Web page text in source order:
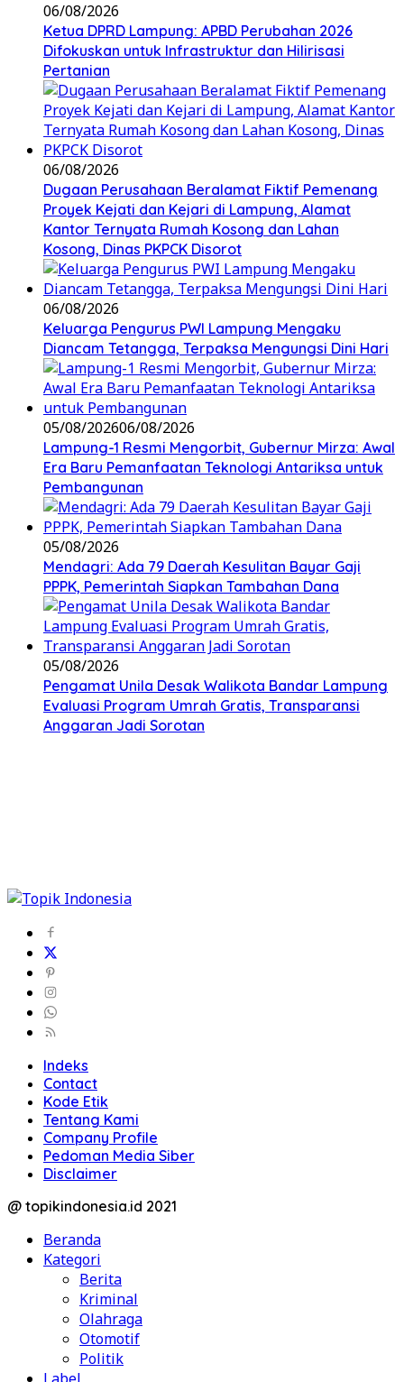
06/08/2026
Ketua DPRD Lampung: APBD Perubahan 2026
Difokuskan untuk Infrastruktur dan Hilirisasi
Pertanian
06/08/2026
Dugaan Perusahaan Beralamat Fiktif Pemenang
Proyek Kejati dan Kejari di Lampung, Alamat
Kantor Ternyata Rumah Kosong dan Lahan
Kosong, Dinas PKPCK Disorot
06/08/2026
Keluarga Pengurus PWI Lampung Mengaku
Diancam Tetangga, Terpaksa Mengungsi Dini Hari
05/08/202606/08/2026
Lampung-1 Resmi Mengorbit, Gubernur Mirza: Awal
Era Baru Pemanfaatan Teknologi Antariksa untuk
Pembangunan
05/08/2026
Mendagri: Ada 79 Daerah Kesulitan Bayar Gaji
PPPK, Pemerintah Siapkan Tambahan Dana
05/08/2026
Pengamat Unila Desak Walikota Bandar Lampung
Evaluasi Program Umrah Gratis, Transparansi
Anggaran Jadi Sorotan
Indeks
Contact
Kode Etik
Tentang Kami
Company Profile
Pedoman Media Siber
Disclaimer
@ topikindonesia.id 2021
Beranda
Kategori
Berita
Kriminal
Olahraga
Otomotif
Politik